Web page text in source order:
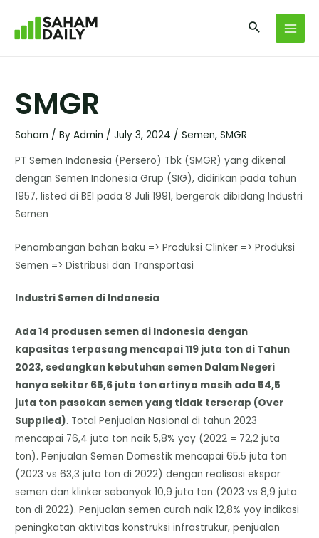
SMGR
Saham / ByAdmin /July 3, 2024 /Semen,SMGR
PT Semen Indonesia (Persero) Tbk (SMGR) yang dikenal
dengan Semen Indonesia Grup (SIG), didirikan pada tahun
1957, listed di BEI pada 8 Juli 1991, bergerak dibidang Industri
Semen
Penambangan bahan baku => Produksi Clinker => Produksi
Semen => Distribusi dan Transportasi
Industri Semen di Indonesia
Ada 14 produsen semen di Indonesia dengan
kapasitas terpasang mencapai 119 juta ton di Tahun
2023, sedangkan kebutuhan semen Dalam Negeri
hanya sekitar 65,6 juta ton artinya masih ada 54,5
juta ton pasokan semen yang tidak terserap (Over
Supplied). Total Penjualan Nasional di tahun 2023
mencapai 76,4 juta ton naik 5,8% yoy (2022 = 72,2 juta
ton). Penjualan Semen Domestik mencapai 65,5 juta ton
(2023 vs 63,3 juta ton di 2022) dengan realisasi ekspor
semen dan klinker sebanyak 10,9 juta ton (2023 vs 8,9 juta
ton di 2022). Penjualan semen curah naik 12,8% yoy indikasi
peningkatan aktivitas konstruksi infrastrukur, penjualan